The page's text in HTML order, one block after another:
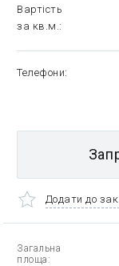
Вартість
за кв.м.
Телефони
Додати до
Загальна
площа: